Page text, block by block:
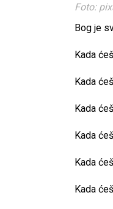
Foto:
Bog je
Kada
Kada
Kada
Kada
Kada
Kada